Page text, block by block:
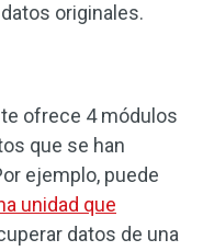
originales.
ofrece 4 módulos
que se han
ejemplo, puede
unidad que
datos de una